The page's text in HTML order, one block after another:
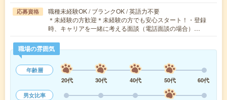
応募資格
職種未経験OK / ブランクOK / 英語力不要
＊未経験の方歓迎＊未経験の方でも安心スタート！・登録
時、キャリアを一緒に考える面談（電話面談の場合）…
職場の雰囲気
年齢層
20代
30代 40代 50代
60代
男女比率